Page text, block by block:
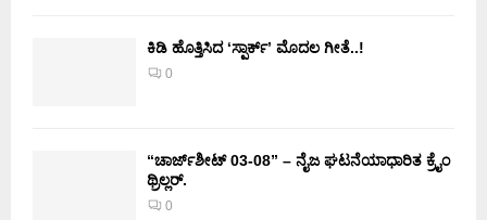
ಕಿಡಿ‌‌ ಹೊತ್ತಿಸಿದ ‘ಸ್ಪಾರ್ಕ್’ ಮೊದಲ‌ ಗೀತೆ..!
0
“ಚಾರ್ಜ್‌ಶೀಟ್ 03-08” – ನೈಜ ಘಟನೆಯಾಧಾರಿತ ಕ್ರೈಂ
ಥ್ರಿಲ್ಲರ್.
0